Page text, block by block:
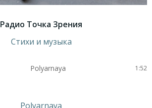
Радио Точка Зрения
Стихи и музыка
Polyarnaya 1:52
Polyarnaya